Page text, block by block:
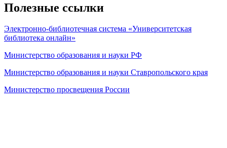
Полезные ссылки
Электронно-библиотечная система «Университетская
библиотека онлайн»
Министерство образования и науки РФ
Министерство образования и науки Ставропольского края
Министерство просвещения России